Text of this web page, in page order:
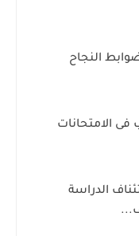
النجاح
الامتحانات
الدراسة